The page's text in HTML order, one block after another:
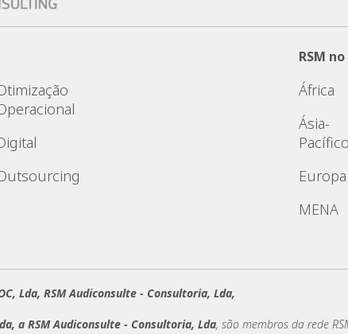
RSM
África
Ásia-
Pacífico
Europa
MENA
Lda, RSM Audiconsulte - Consultoria, Lda,
a RSM Audiconsulte - Consultoria, Lda, são membros da rede